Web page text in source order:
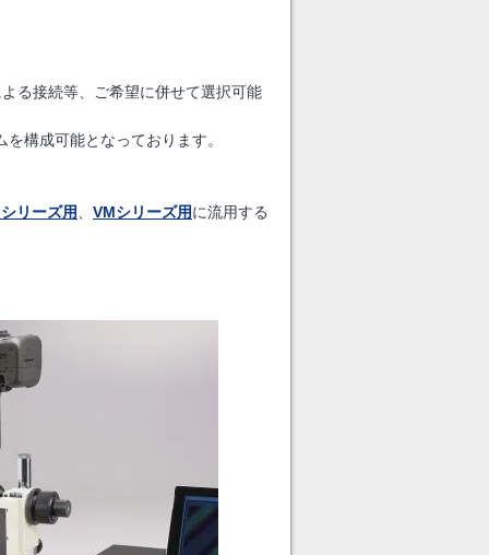
る接続等、ご希望に併せて選択可能
構成可能となっております。
リーズ用 VMシリーズ用に流用する